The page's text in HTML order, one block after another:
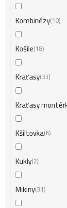
Kombinézy 10
Košile 18
Kraťasy33
Kraťasy
Kšiltovka 6
Kukly 2
Mikiny31